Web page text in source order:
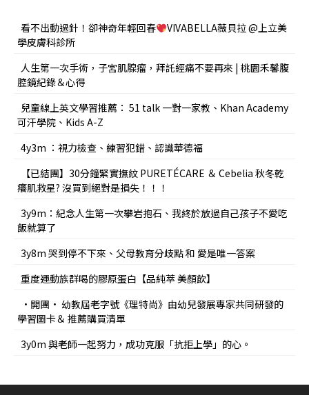
看不出動過針！卻神奇年輕回春
VIVABELLA薇貝拉 @上立美
學皮膚科診所
人生第一次手術，子宮肌腺瘤，拜託經痛不要再來 | 桃園禾馨腹
腔鏡紀錄＆心得
兒童線上英文學習推薦： 51 talk 一對一家教、Khan Academy
可汗學院、Kids A-Z
4y3m ：視力檢查、練習犯錯、認識華德福
【已結團】30分鐘緊實撫紋 PURETÉCARE ＆ Cebelia 秋冬乾
癢肌救星? 沒買到絕對是損失！！！
3y9m：紀念人生第一次攀岩抱石、我終於放過自己孩子不愛吃
飯就算了
3y8m 哭到停不下來、父母教育分歧點 和 愛是唯一答案
重度運動族群喝的膠原蛋白【品純萃 美顏飲】
•開團• 幼教屆老字號《理特尚》由幼兒發展專家共同研發的
學習圖卡＆ 推薦購買清單
3y0m 與老師一起努力，成功克服「抗拒上學」的心。